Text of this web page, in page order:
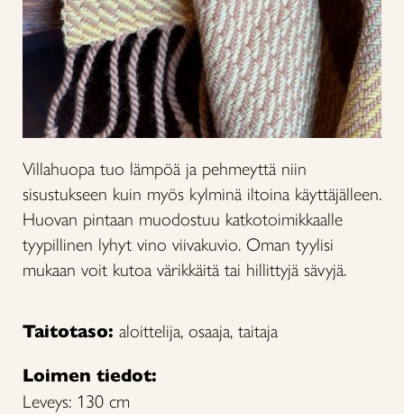
Villahuopa tuo lämpöä ja pehmeyttä niin
sisustukseen kuin myös kylminä iltoina käyttäjälleen.
Huovan pintaan muodostuu katkotoimikkaalle
tyypillinen lyhyt vino viivakuvio. Oman tyylisi
mukaan voit kutoa värikkäitä tai hillittyjä sävyjä.
Taitotaso: aloittelija, osaaja, taitaja
Loimen tiedot:
Leveys: 130 cm